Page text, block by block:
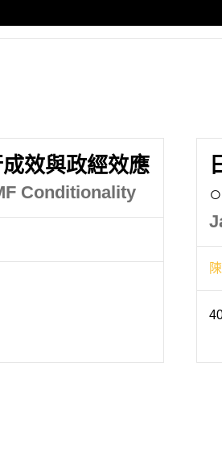
效與政經效應
Conditionality